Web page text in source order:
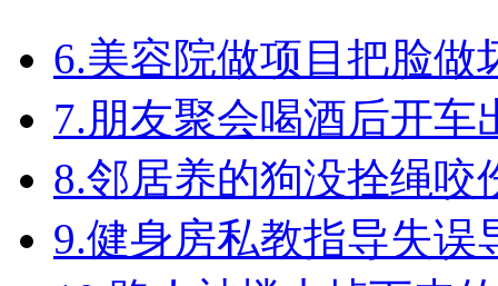
6.美容院做项目把脸做
7.朋友聚会喝酒后开
8.邻居养的狗没拴绳
9.健身房私教指导失